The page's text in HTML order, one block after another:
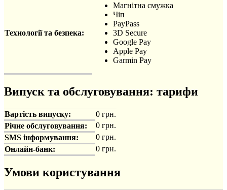
Технології та безпека:
Магнітна смужка
Чіп
PayPass
3D Secure
Google Pay
Apple Pay
Garmin Pay
Випуск та обслуговування: тарифи
Вартість випуску:
0 грн.
Річне обслуговування:
0 грн.
SMS інформування:
0 грн.
Онлайн-банк:
0 грн.
Умови користування